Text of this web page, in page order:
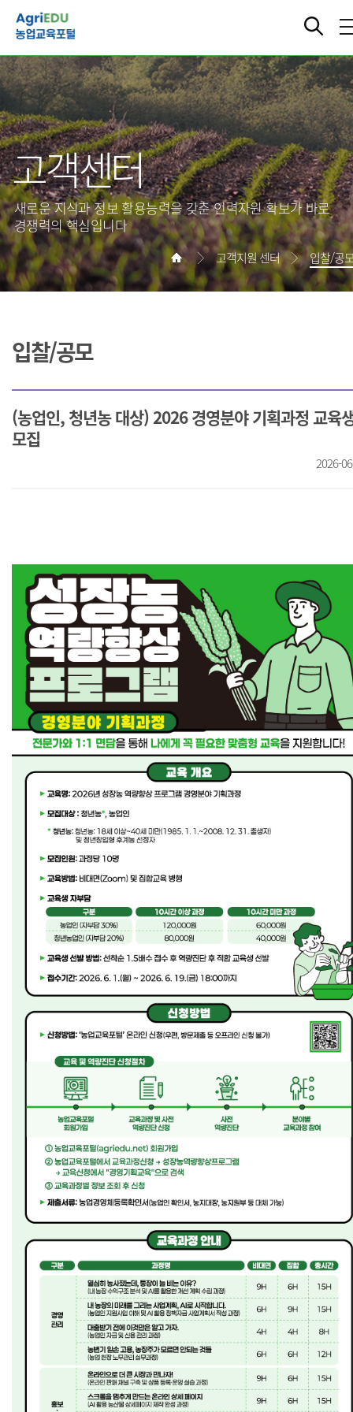
고객센터
새로운 지식과 정보 활용능력을 갖춘 인력자원 확보가 바로
경쟁력의 핵심입니다
고객지원 센터 입찰/공
입찰/공모
(농업인, 청년농 대상) 2026 경영분야 기획과정 교육
모집
2026-